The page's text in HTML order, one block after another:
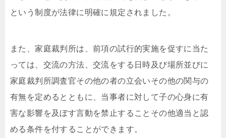
という制度が法律に明確に規定されました。
また、家庭裁判所は、前項の試行的実施を促すに当た
っては、交流の方法、交流をする日時及び場所並びに
家庭裁判所調査官その他の者の立会いその他の関与の
有無を定めるとともに、当事者に対して子の心身に有
害な影響を及ぼす言動を禁止することその他適当と認
める条件を付することができます。